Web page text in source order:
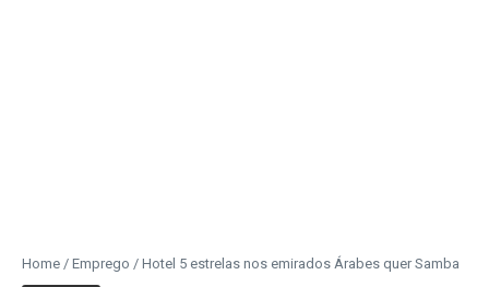
Home / Emprego / Hotel 5 estrelas nos emirados Árabes quer Samba